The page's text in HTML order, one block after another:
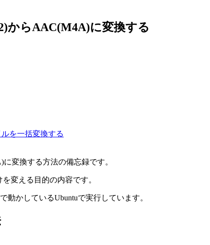
からAAC(M4A)に変換する
を一括変換する
変換する方法の備忘録です。
変える目的の内容です。
動かしているUbuntuで実行しています。